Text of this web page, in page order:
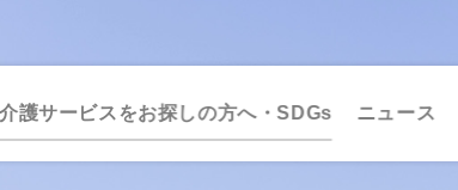
介護サービスをお探しの方へ・SDGs ニュース